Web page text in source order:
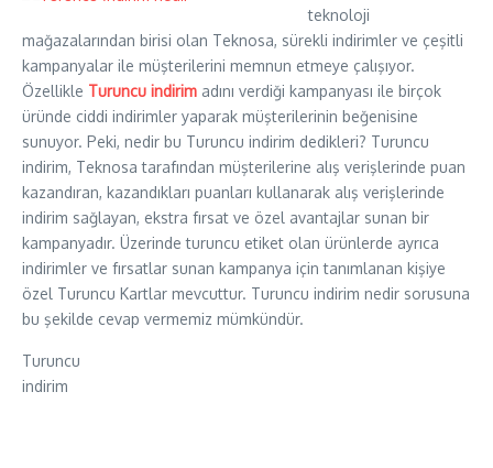
teknoloji
mağazalarından birisi olan Teknosa, sürekli indirimler ve çeşitli
kampanyalar ile müşterilerini memnun etmeye çalışıyor.
Özellikle Turuncu indirim adını verdiği kampanyası ile birçok
üründe ciddi indirimler yaparak müşterilerinin beğenisine
sunuyor. Peki, nedir bu Turuncu indirim dedikleri? Turuncu
indirim, Teknosa tarafından müşterilerine alış verişlerinde puan
kazandıran, kazandıkları puanları kullanarak alış verişlerinde
indirim sağlayan, ekstra fırsat ve özel avantajlar sunan bir
kampanyadır. Üzerinde turuncu etiket olan ürünlerde ayrıca
indirimler ve fırsatlar sunan kampanya için tanımlanan kişiye
özel Turuncu Kartlar mevcuttur. Turuncu indirim nedir sorusuna
bu şekilde cevap vermemiz mümkündür.
Turuncu
indirim